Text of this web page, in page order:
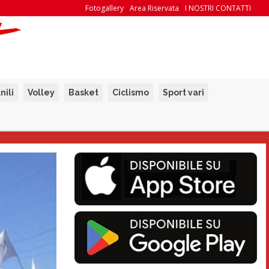
I NOSTRI CONTATTI
Area Riservata
Fotogallery
Volley Basket Ciclismo Sport vari